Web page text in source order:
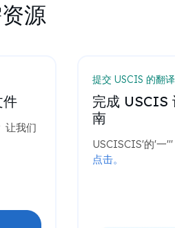
源
件
让我们
提交 USCIS 的翻译
完成 USCIS
南
USCISCIS'的'一'''
点击。